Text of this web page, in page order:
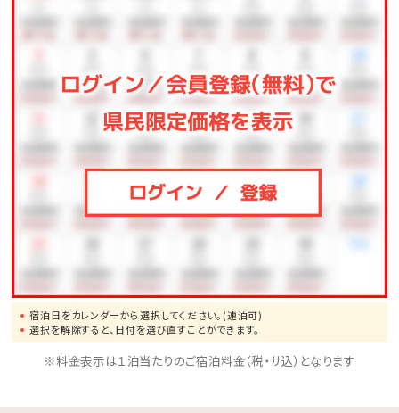
※駐車場は有料です（1泊あたり1，000円、上限3，000
宿泊日をカレンダーから選択してください。(連泊可)
選択を解除すると、日付を選び直すことができます。
※料金表示は１泊当たりのご宿泊料金（税・サ込）となります